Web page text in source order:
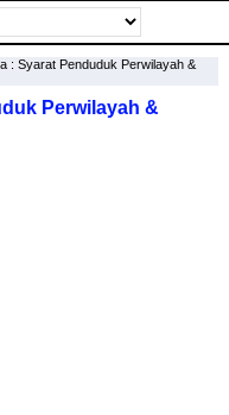
: Syarat Penduduk Perwilayah &
Perwilayah &